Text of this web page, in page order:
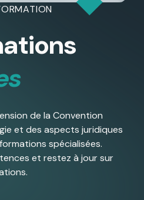
de la Convention
et des aspects juridiques
spécialisées.
et restez à jour sur